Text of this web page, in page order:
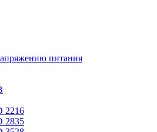
питания
2216
2835